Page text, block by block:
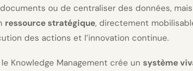
ou de centraliser des données,
ressource stratégique, directement
des actions et l’innovation continue.
Knowledge Management crée un système